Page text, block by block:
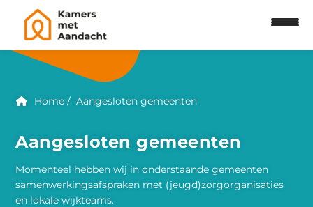
Home Aangesloten gemeenten
Aangesloten gemeenten
Momenteel hebben wij in onderstaande gemeenten
samenwerkingsafspraken met (jeugd)zorgorganisaties
en lokale wijkteams.